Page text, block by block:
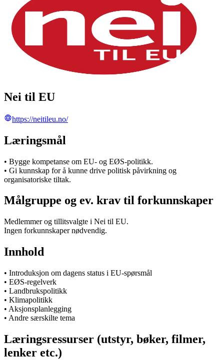
Nei til EU
https://neitileu.no/
Læringsmål
• Bygge kompetanse om EU- og EØS-politikk.
• Gi kunnskap for å kunne drive politisk påvirkning og
organisatoriske tiltak.
Målgruppe og ev. krav til forkunnskaper
Medlemmer og tillitsvalgte i Nei til EU.
Ingen forkunnskaper nødvendig.
Innhold
• Introduksjon om dagens status i EU-spørsmål
• EØS-regelverk
• Landbrukspolitikk
• Klimapolitikk
• Aksjonsplanlegging
• Andre særskilte tema
Læringsressurser (utstyr, bøker, filmer,
lenker etc.)